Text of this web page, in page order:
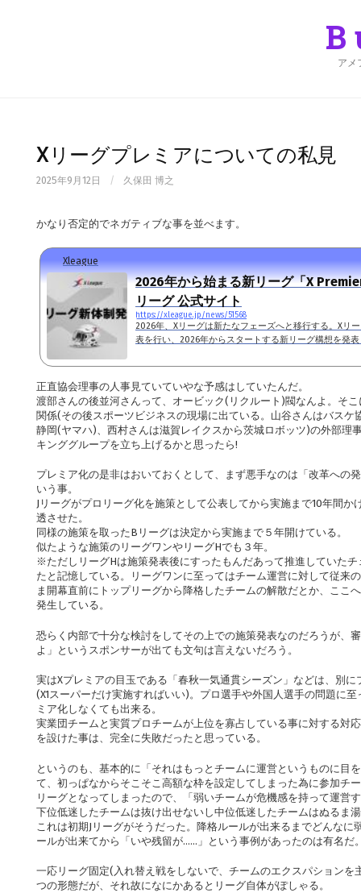
アメ
Xリーグプレミアについての私見
2025年9月12日 / 久保田 博之
かなり否定的でネガティブな事を並べます。
Xleague
2026年から始まる新リーグ「X
リーグ 公式サイト
https://xleague.jp/news/51568
2026年、Xリーグは新たなフェーズへと移行する。Xリ
表を行い、2026年からスタートする新リーグ構想を発
正直協会理事の人事見ていていやな予感はしていたんだ。
渡部さんの後並河さんって、オービック(リクルート)閥なんよ。そ
関係(その後スポーツビジネスの現場に出ている。山谷さんはバスケ
静岡(ヤマハ)、西村さんは滋賀レイクスから茨城ロボッツ)の外部理
キンググループを立ち上げるかと思ったら!
プレミア化の是非はおいておくとして、まず悪手なのは「改革への
いう事。
Jリーグがプロリーグ化を施策として公表してから実施まで10年間
透させた。
同様の施策を取ったBリーグは決定から実施まで５年開けている。
似たような施策のリーグワンやリーグHでも３年。
※ただしリーグHは施策発表後にすったもんだあって推進していた
たと記憶している。リーグワンに至ってはチーム運営に対して従来
ま開幕直前にトップリーグから降格したチームの解散だとか、ここ
発生している。
恐らく内部で十分な検討をしてその上での施策発表なのだろうが、
よ」というスポンサーが出ても文句は言えないだろう。
実はXプレミアの目玉である「春秋一気通貫シーズン」などは、別
(X1スーパーだけ実施すればいい)。プロ選手や外国人選手の問題に
ミア化しなくても出来る。
実業団チームと実質プロチームが上位を寡占している事に対する対
を設けた事は、完全に失敗だったと思っている。
というのも、基本的に「それはもっとチームに運営というものに目
て、初っぱなからそこそこ高額な枠を設定してしまった為に参加チ
リーグとなってしまったので、「弱いチームが危機感を持って運営
下位低迷したチームは抜け出せないし中位低迷したチームはぬるま
これは初期Jリーグがそうだった。降格ルールが出来るまでどんな
ールが出来てから「いや残留が……」という事例があったのは有名だ
一応リーグ固定(入れ替え戦をしないで、チームのエクスパション
つの形態だが、それ故になにかあるとリーグ自体がぽしゃる。